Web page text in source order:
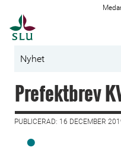
Nyhet
Prefektbrev
PUBLICERAD: 16 DECEMBER